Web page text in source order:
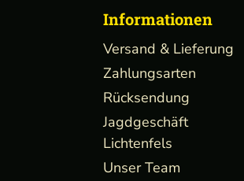
Informationen
Versand & Lieferung
Zahlungsarten
Rücksendung
Jagdgeschäft
Lichtenfels
Unser Team